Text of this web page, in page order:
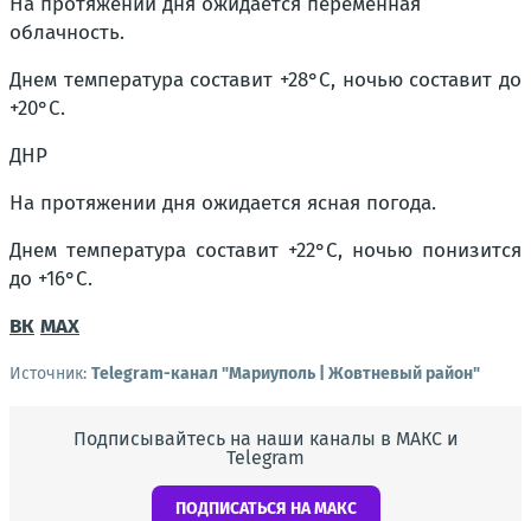
облачность.
Днем температура составит +28°C, ночью составит до
+20°C.
ДНР
На протяжении дня ожидается ясная погода.
Днем температура составит +22°C, ночью понизится
до +16°C.
ВК MAX
Источник: Telegram-канал "Мариуполь | Жовтневый район"
Подписывайтесь на наши каналы в МАКС и
Telegram
ПОДПИСАТЬСЯ НА МАКС